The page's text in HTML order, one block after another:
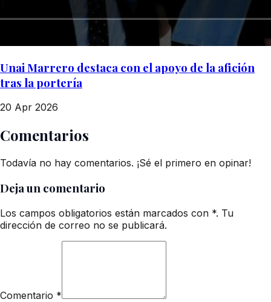
Unai Marrero destaca con el apoyo de la afición
tras la portería
20 Apr 2026
Comentarios
Todavía no hay comentarios. ¡Sé el primero en opinar!
Deja un comentario
Los campos obligatorios están marcados con *. Tu
dirección de correo no se publicará.
Comentario *